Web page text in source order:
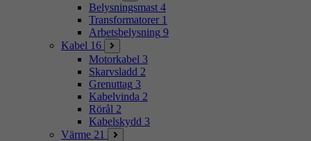
Belysningsmast 4
Transformatorer 1
Arbetsbelysning 9
Kabel 16
Motorkabel 3
Skarvsladd 2
Grenuttag 3
Kabelvinda 2
Rörål 2
Kabelskydd 3
Värme 21